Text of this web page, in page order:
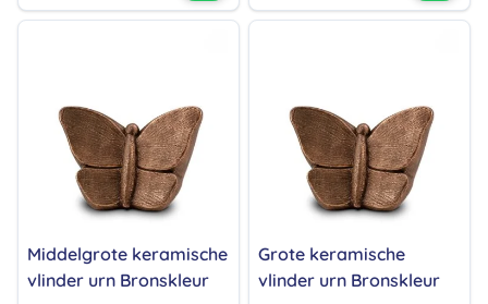
Middelgrote keramische
vlinder urn Bronskleur
Grote keramische
vlinder urn Bronskleur